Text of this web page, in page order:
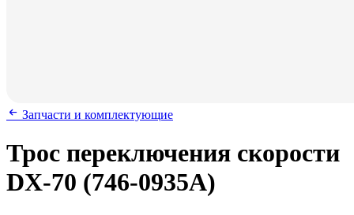
Запчасти и комплектующие
Трос переключения скорости
DX-70 (746-0935А)